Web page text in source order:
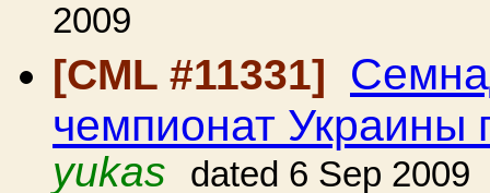
2009
[CML #11331]
чемпионат Украины
yukas
dated 6 Sep 2009